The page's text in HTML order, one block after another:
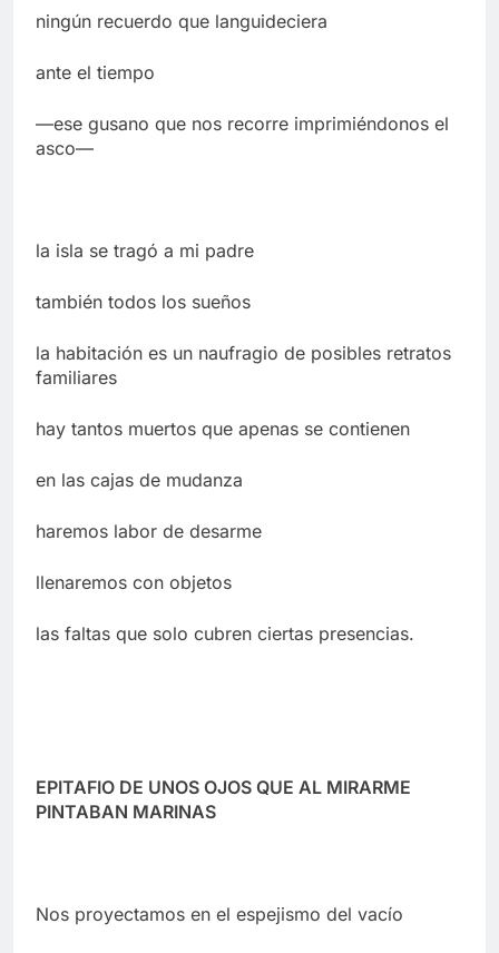
ningún recuerdo que languideciera
ante el tiempo
—ese gusano que nos recorre imprimiéndonos el
asco—
la isla se tragó a mi padre
también todos los sueños
la habitación es un naufragio de posibles retratos
familiares
hay tantos muertos que apenas se contienen
en las cajas de mudanza
haremos labor de desarme
llenaremos con objetos
las faltas que solo cubren ciertas presencias.
EPITAFIO DE UNOS OJOS QUE AL MIRARME
PINTABAN MARINAS
Nos proyectamos en el espejismo del vacío